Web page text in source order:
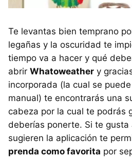
Te levantas bien temprano
legañas y la oscuridad te
tiempo va a hacer y qué
abrir Whatoweather y
incorporada (la cual se
manual) te encontrarás una
cabeza por la cual te podrás
deberías ponerte. Si te gusta
sugieren la aplicación te
prenda como favorita por